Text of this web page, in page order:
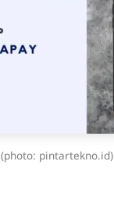
(photo: pintartekno.id)